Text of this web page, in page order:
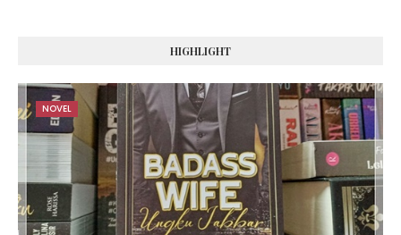
HIGHLIGHT
NOVEL